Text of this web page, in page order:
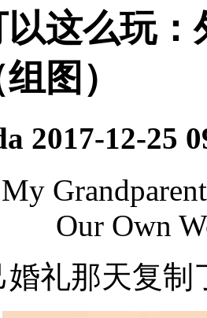
这么玩
图）
2017-12-25
Our Own
礼那天复制